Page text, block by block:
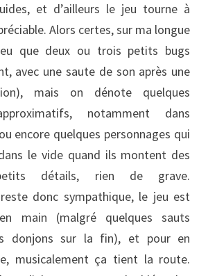
et d’ailleurs le jeu tourne à
Alors certes, sur ma longue
que deux ou trois petits bugs
avec une saute de son après une
mais on dénote quelques
notamment dans
encore quelques personnages qui
le vide quand ils montent des
détails, rien de grave.
donc sympathique, le jeu est
main (malgré quelques sauts
donjons sur la fin), et pour en
musicalement ça tient la route.